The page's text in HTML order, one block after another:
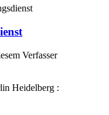
Verfasser
Heidelberg :